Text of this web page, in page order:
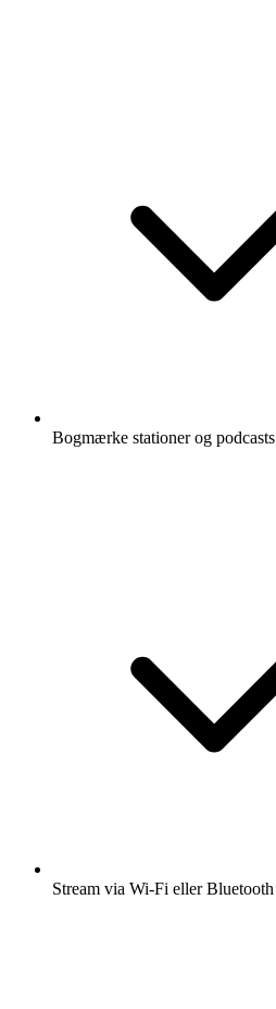
Bogmærke stationer og podcasts
Stream via Wi-Fi eller Bluetooth